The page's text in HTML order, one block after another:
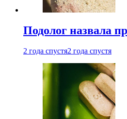
Подолог назвала
2 года спустя2 года спустя